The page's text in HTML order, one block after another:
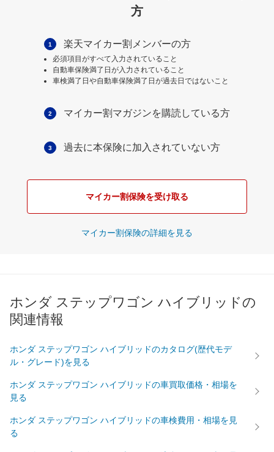
方
1 楽天マイカー割メンバーの方
必須項目がすべて入力されていること
自動車保険満了日が入力されていること
車検満了日や自動車保険満了日が過去日ではないこと
2 マイカー割マガジンを購読している方
3 過去に本保険に加入されていない方
マイカー割保険を受け取る
マイカー割保険の詳細を見る
ホンダ ステップワゴン ハイブリッドの
関連情報
ホンダ ステップワゴン ハイブリッドのカタログ(歴代モデ
ル・グレード)を見る
ホンダ ステップワゴン ハイブリッドの車買取価格・相場を
見る
ホンダ ステップワゴン ハイブリッドの車検費用・相場を見
る